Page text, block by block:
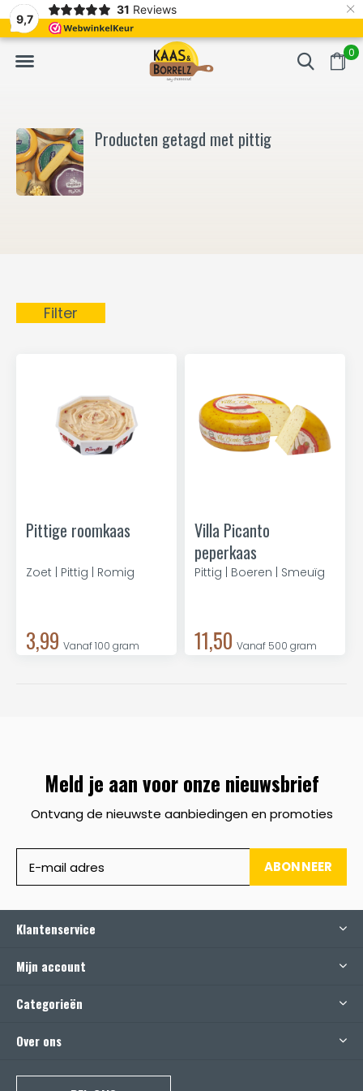
9,7
31 Reviews ×
0
Vers van het mes en gevacumeerd Vaak volgende
Producten getagd met pittig
Filter
Pittige roomkaas
Zoet | Pittig | Romig
3,99 Vanaf 100 gram
Villa Picanto
peperkaas
Pittig | Boeren | Smeuïg
11,50 Vanaf 500 gram
Meld je aan voor onze nieuwsbrief
Ontvang de nieuwste aanbiedingen en promoties
ABONNEER
Klantenservice
Mijn account
Categorieën
Over ons